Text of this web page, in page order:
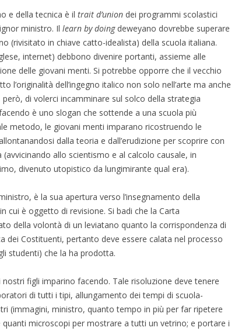
della tecnica è il trait d’union dei programmi scolastici
ministro. Il learn by doingdeweyano dovrebbe superare
(rivisitato in chiave catto-idealista) della scuola italiana.
internet) debbono divenire portanti, assieme alle
delle giovani menti. Si potrebbe opporre che il vecchio
l’originalità dell’ingegno italico non solo nell’arte ma anche
di volerci incamminare sul solco della strategia
è uno slogan che sottende a una scuola più
metodo, le giovani menti imparano ricostruendo le
dalla teoria e dall’erudizione per scoprire con
allo scientismo e al calcolo causale, in
divenuto utopistico da lungimirante qual era).
è la sua apertura verso l’insegnamento della
cui è oggetto di revisione. Si badi che la Carta
della volontà di un leviatano quanto la corrispondenza di
dei Costituenti, pertanto deve essere calata nel processo
studenti) che la ha prodotta.
figli imparino facendo. Tale risoluzione deve tenere
di tutti i tipi, allungamento dei tempi di scuola-
(immagini, ministro, quanto tempo in più per far ripetere
microscopi per mostrare a tutti un vetrino; e portare i